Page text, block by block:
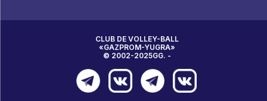
CLUB DE VOLLEY-BALL
«GAZPROM-YUGRA»
© 2002-2025GG. -